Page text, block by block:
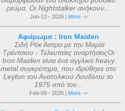
ρεύμα. Οι Nightstalker ανήκουν...
Jun-13 - 2026 | More ->
Αφιέρωμα : Iron Maiden
Σιδή Ρόκ Άστρο με την Μαρία
Τρέντσιου - Τελευταίες αναρτήσειςΟι
Iron Maiden είναι ένα αγγλικό heavy
metal συγκρότημα, που ιδρύθηκε στο
Leyton του Ανατολικού Λονδίνου το
1975 από τον...
Feb-09 - 2026 | More ->